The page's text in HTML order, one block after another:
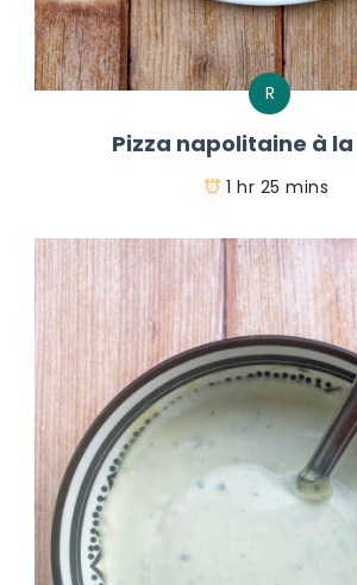
R
Pizza napolitaine à
1 hr 25 mins